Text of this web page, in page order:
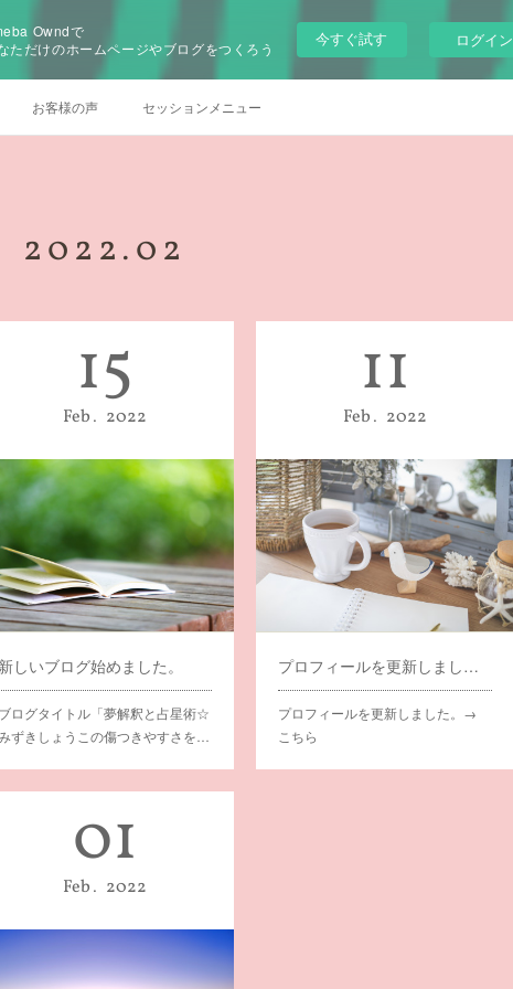
Owndで
ただけのホームページやブログをつくろう
今すぐ試す ログイン
お客様の声 セッションメニュー
2022.02
15
Feb 2022
新しいブログ始めました。
ブログタイトル「夢解釈と占星術☆
ずきしょうこの傷つきやすさを…
11
Feb 2022
プロフィールを更新しました。
プロフィールを更新しました。→
こちら
01
Feb 2022